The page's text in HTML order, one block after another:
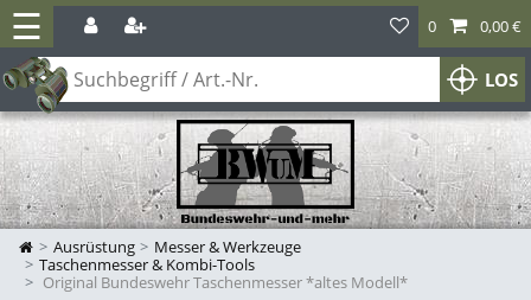
☰
LOS
0 0,00 €
Ausrüstung
Messer & Werkzeuge
Taschenmesser & Kombi-Tools
Original Bundeswehr Taschenmesser *altes Modell*